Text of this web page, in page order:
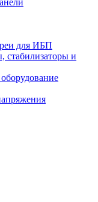
для ИБП
стабилизаторы и